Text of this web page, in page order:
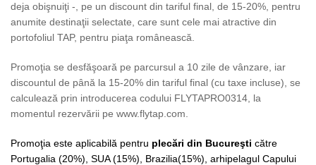
deja obişnuiţi -, pe un discount din tariful final, de 15-20%, pentru
anumite destinaţii selectate, care sunt cele mai atractive din
portofoliul TAP, pentru piaţa românească.
Promoţia se desfăşoară pe parcursul a 10 zile de vânzare, iar
discountul de până la 15-20% din tariful final (cu taxe incluse), se
calculează prin introducerea codului FLYTAPRO0314, la
momentul rezervării pe www.flytap.com.
Promoţia este aplicabilă pentru plecări din Bucureşti către
Portugalia (20%), SUA (15%), Brazilia(15%), arhipelagul Capului